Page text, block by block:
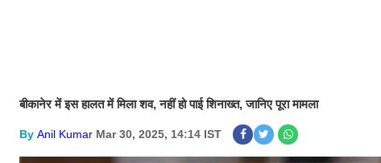
बीकानेर में इस हालत में मिला शव, नहीं हो पाई शिनाख्त, जानिए पूरा मामला
By Anil Kumar Mar 30, 2025, 14:14 IST